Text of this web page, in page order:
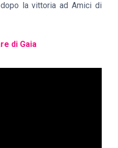
la vittoria ad Amici di
di Gaia